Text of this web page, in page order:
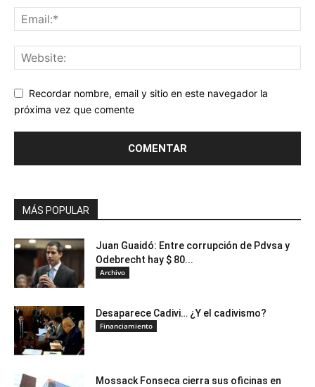
Recordar nombre, email y sitio en este navegador la
próxima vez que comente
MÁS POPULAR
Juan Guaidó: Entre corrupción de Pdvsa y
Odebrecht hay $ 80...
Archivo
Desaparece Cadivi… ¿Y el cadivismo?
Financiamiento
Mossack Fonseca cierra sus oficinas en